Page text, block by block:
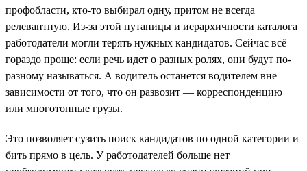
профобласти, кто-то выбирал одну, притом не всегда
релевантную. Из-за этой путаницы и иерархичности каталога
работодатели могли терять нужных кандидатов. Сейчас всё
гораздо проще: если речь идет о разных ролях, они будут по-
разному называться. А водитель останется водителем вне
зависимости от того, что он развозит — корреспонденцию
или многотонные грузы.
Это позволяет сузить поиск кандидатов по одной категории и
бить прямо в цель. У работодателей больше нет